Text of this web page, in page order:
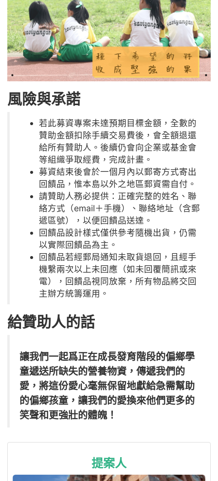
風險與承諾
若此募資專案未達預期目標金額，全數的
贊助金額扣除手續交易費後，會全額退還
給所有贊助人。後續仍會向企業或基金會
等組織爭取經費，完成計畫。
募資結束後會於一個月內以郵寄方式寄出
回饋品，惟本島以外之地區郵資需自付。
請贊助人務必提供：正確完整的姓名、聯
絡方式（email＋手機）、聯絡地址（含郵
遞區號），以便回饋品送達。
回饋品設計樣式僅供參考隨機出貨，仍需
以實際回饋品為主。
回饋品若經郵局通知未取貨退回，且經手
機繫兩次以上未回應（如未回覆簡訊或來
電），回饋品視同放棄，所有物品將交回
主辦方統籌運用。
給贊助人的話
讓我們一起爲正在成長發育階段的偏鄉學
童遞送所缺失的營養物資，傳遞我們的
愛，將這份愛心毫無保留地獻給急需幫助
的偏鄉孩童，讓我們的愛換來他們更多的
笑聲和更強壯的體魄！
提案人